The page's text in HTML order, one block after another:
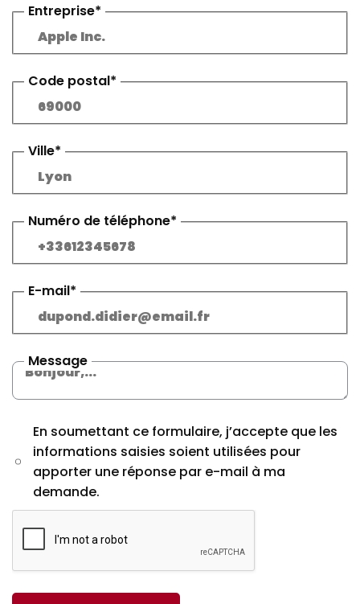
Entreprise*
Code postal*
Ville*
Numéro de téléphone*
E-mail*
Message
En soumettant ce formulaire, j’accepte que les
informations saisies soient utilisées pour
apporter une réponse par e-mail à ma
demande.